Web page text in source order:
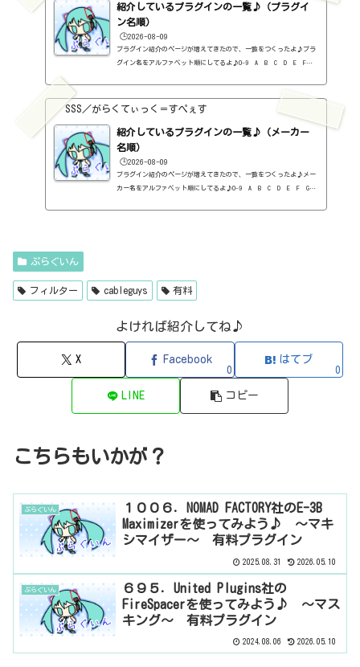
ま）2B REVERBED（2B Played Music）定価：29.99ドル → 19.99ド
ル（本家さ...
紹介しているプラグインの一覧♪（プラグイ
ン名順）
🕒️2026-08-09
プラグイン紹介のページが増えてきたので、一覧をつくったよ♪プラ
グイン名をアルファベット順にしてるよ♪0-9 A B C D E F G
料）2B DELAYED CLASSIC（2B Played Music・ディレイ・有料）2B RE
VERBED（2B Played Music・リバーブ・有料）2B Shaped Filter（2
B Played Music・フィルタープラグイン・有料）3-Band EQ（Kilohe
arts・EQ・無料）40'S VERY OWN DRUMS（NATIVE INSTRUMENTS・ドラ
ム...
SSS／がらくてぃっく＝すぺぇす
紹介しているプラグインの一覧♪（メーカー
名順）
🕒️2026-08-09
プラグイン紹介のページが増えてきたので、一覧をつくったよ♪メー
カー名をアルファベット順にしてるよ♪0-9 A B C D E F G
ぷらぐいん
フィルター cableguys 有料
よければ紹介してね♪
X Facebook
0
はてブ
0
LINE コピー
こちらもいかが？
ぷらぐいん
１００６．NOMAD FACTORY社のE-3B
Maximizerを使ってみよう♪ ～マキ
シマイザー～ 有料プラグイン
2025.08.31 2026.05.10
ぷらぐいん
６９５．United Plugins社の
FireSpacerを使ってみよう♪ ～マス
キング～ 有料プラグイン
2024.08.06 2026.05.10